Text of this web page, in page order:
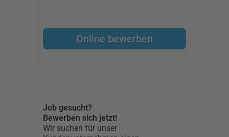
Online bewerben
Job gesucht?
Bewerben sich jetzt!
Wir suchen für unser